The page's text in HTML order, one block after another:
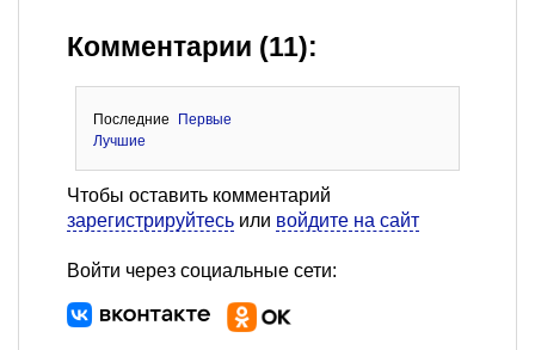
Комментарии (11):
Последние
Первые
Лучшие
Чтобы оставить комментарий
зарегистрируйтесь или войдите на сайт
Войти через социальные сети: